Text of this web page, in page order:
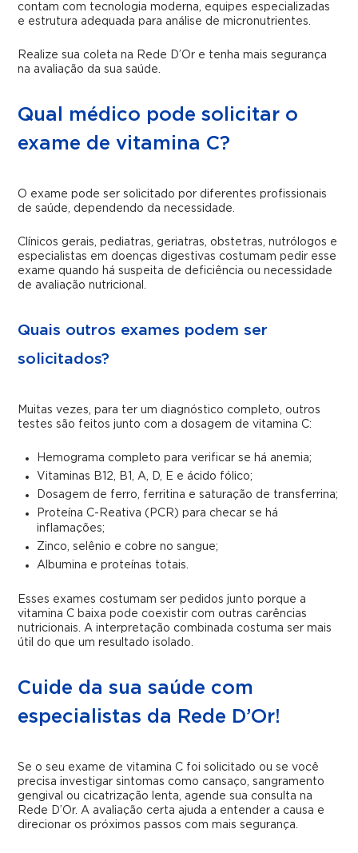
contam com tecnologia moderna, equipes especializadas
e estrutura adequada para análise de micronutrientes.
Realize sua coleta na Rede D’Or e tenha mais segurança
na avaliação da sua saúde.
Qual médico pode solicitar o
exame de vitamina C?
O exame pode ser solicitado por diferentes profissionais
de saúde, dependendo da necessidade.
Clínicos gerais, pediatras, geriatras, obstetras, nutrólogos e
especialistas em doenças digestivas costumam pedir esse
exame quando há suspeita de deficiência ou necessidade
de avaliação nutricional.
Quais outros exames podem ser
solicitados?
Muitas vezes, para ter um diagnóstico completo, outros
testes são feitos junto com a dosagem de vitamina C:
Hemograma completo para verificar se há anemia;
Vitaminas B12, B1, A, D, E e ácido fólico;
Dosagem de ferro, ferritina e saturação de transferrina;
Proteína C-Reativa (PCR) para checar se há
inflamações;
Zinco, selênio e cobre no sangue;
Albumina e proteínas totais.
Esses exames costumam ser pedidos junto porque a
vitamina C baixa pode coexistir com outras carências
nutricionais. A interpretação combinada costuma ser mais
útil do que um resultado isolado.
Cuide da sua saúde com
especialistas da Rede D’Or!
Se o seu exame de vitamina C foi solicitado ou se você
precisa investigar sintomas como cansaço, sangramento
gengival ou cicatrização lenta, agende sua consulta na
Rede D’Or. A avaliação certa ajuda a entender a causa e
direcionar os próximos passos com mais segurança.